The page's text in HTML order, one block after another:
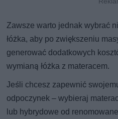
Zawsze warto jednak wybrać
łóżka, aby po zwiększeniu
generować dodatkowych
wymianą łóżka z materacem.
Jeśli chcesz zapewnić
odpoczynek – wybieraj
lub hybrydowe od